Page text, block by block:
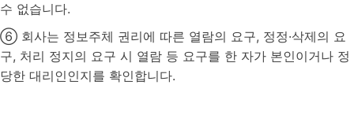
수 없습니다.
⑥ 회사는 정보주체 권리에 따른 열람의 요구, 정정·삭제의 요
구, 처리 정지의 요구 시 열람 등 요구를 한 자가 본인이거나 정
당한 대리인인지를 확인합니다.